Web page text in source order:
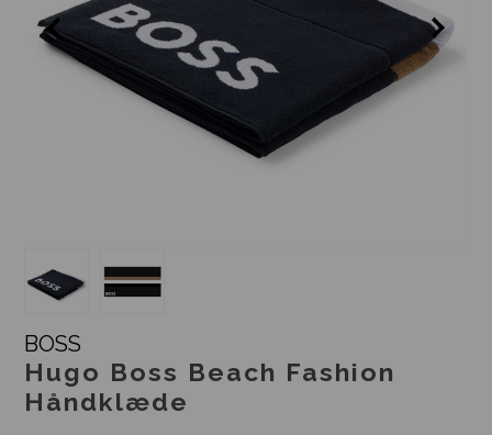
BOSS
Hugo Boss Beach Fashion
Håndklæde